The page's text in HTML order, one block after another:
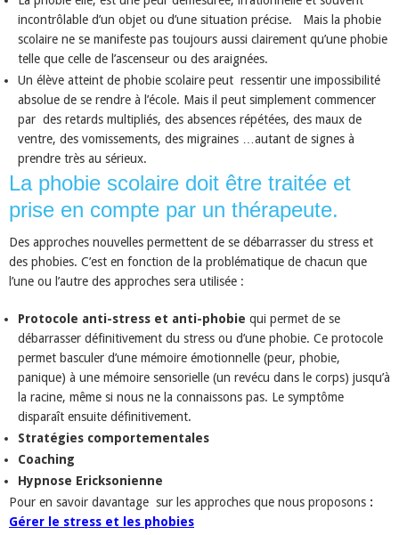
incontrôlable d’un objet ou d’une situation précise. Mais la phobie
scolaire ne se manifeste pas toujours aussi clairement qu’une phobie
telle que celle de l’ascenseur ou des araignées.
Un élève atteint de phobie scolaire peut ressentir une impossibilité
absolue de se rendre à l’école. Mais il peut simplement commencer
par des retards multipliés, des absences répétées, des maux de
ventre, des vomissements, des migraines …autant de signes à
prendre très au sérieux.
La phobie scolaire doit être traitée et
prise en compte par un thérapeute.
Des approches nouvelles permettent de se débarrasser du stress et
des phobies. C’est en fonction de la problématique de chacun que
l’une ou l’autre des approches sera utilisée :
Protocole anti-stress et anti-phobie qui permet de se
débarrasser définitivement du stress ou d’une phobie. Ce protocole
permet basculer d’une mémoire émotionnelle (peur, phobie,
panique) à une mémoire sensorielle (un revécu dans le corps) jusqu’à
la racine, même si nous ne la connaissons pas. Le symptôme
disparaît ensuite définitivement.
Stratégies comportementales
Coaching
Hypnose Ericksonienne
Pour en savoir davantage sur les approches que nous proposons :
Gérer le stress et les phobies